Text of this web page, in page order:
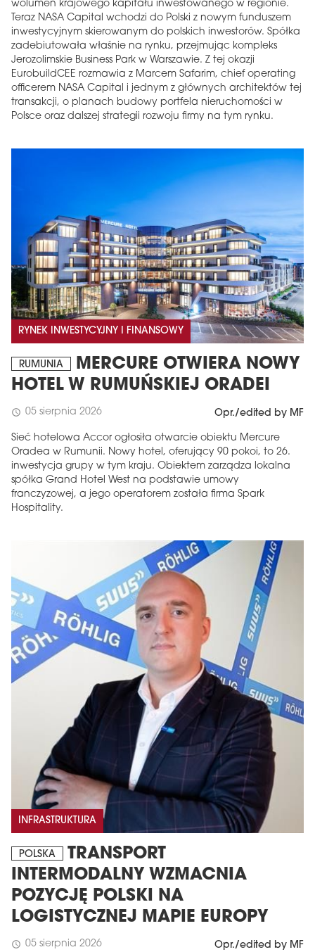
wolumen krajowego kapitału inwestowanego w regionie.
Teraz NASA Capital wchodzi do Polski z nowym funduszem
inwestycyjnym skierowanym do polskich inwestorów. Spółka
zadebiutowała właśnie na rynku, przejmując kompleks
Jerozolimskie Business Park w Warszawie. Z tej okazji
EurobuildCEE rozmawia z Marcem Safarim, chief operating
officerem NASA Capital i jednym z głównych architektów tej
transakcji, o planach budowy portfela nieruchomości w
Polsce oraz dalszej strategii rozwoju firmy na tym rynku.
RYNEK INWESTYCYJNY I FINANSOWY
RUMUNIA
MERCURE OTWIERA NOWY
HOTEL W RUMUŃSKIEJ ORADEI
schedule 05 sierpnia 2026 Opr./edited by MF
Sieć hotelowa Accor ogłosiła otwarcie obiektu Mercure
Oradea w Rumunii. Nowy hotel, oferujący 90 pokoi, to 26.
inwestycja grupy w tym kraju. Obiektem zarządza lokalna
spółka Grand Hotel West na podstawie umowy
franczyzowej, a jego operatorem została firma Spark
Hospitality.
INFRASTRUKTURA
POLSKA
TRANSPORT
INTERMODALNY WZMACNIA
POZYCJĘ POLSKI NA
LOGISTYCZNEJ MAPIE EUROPY
schedule 05 sierpnia 2026 Opr./edited by MF